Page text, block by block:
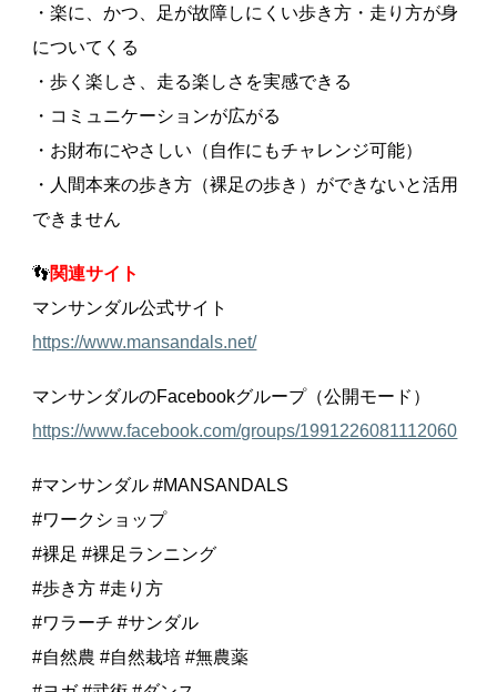
・楽に、かつ、足が故障しにくい歩き方・走り方が身
についてくる
・歩く楽しさ、走る楽しさを実感できる
・コミュニケーションが広がる
・お財布にやさしい（自作にもチャレンジ可能）
・人間本来の歩き方（裸足の歩き）ができないと活用
できません
👣関連サイト
マンサンダル公式サイト
https://www.mansandals.net/
マンサンダルのFacebookグループ（公開モード）
https://www.facebook.com/groups/1991226081112060
#マンサンダル #MANSANDALS
#ワークショップ
#裸足 #裸足ランニング
#歩き方 #走り方
#ワラーチ #サンダル
#自然農 #自然栽培 #無農薬